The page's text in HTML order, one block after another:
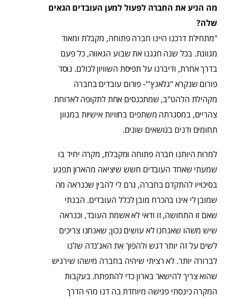
מה הניע את החברה לפעול למען העובדים הגאים
שלה?
"מתחילת דרכנו היינו חברה פתוחה, מקבלת ומאוד
מגוונת. בכל שנה חגגנו את שבוע הגאווה, כל פעם
בדרך אחרת, ודיברנו על תפיסת השוויון לכולם. נוסד
פורום שנקרא "גלאנץ'"- פורום עובדים בחברה
מקהילת הלהט"ב, שמתכנסים אחת לתקופה לארוחת
צהריים, במסגרתה משתפים בחוויות אישיות במגוון
תחומים ודנים בנושאים שונים.
למרות היותנו חברה פתוחה ומקבלת, מקרה יחיד בו
שמעתי שאחד העובדים חשש שיציאה מהארון תפגע
בסיכוייו להתקדם בחברה, גרם לי להבין שכנראה מה
שמובן לי אינו בהכרח מובן לכלל העובדים. הבנתי
שאם זו התחושה, זו ודאי לא אשמת העובד, וכנראה
שיש משהו שאנחנו לא עושים נכון; שאנחנו צריכים
לשים על זה יותר דגש ולהפוך את האג’נדה שלנו
לברורה יותר. לא רציתי שיהיה בחברה מישהו שירגיש
שהוא צריך להישאר בארון כדי להתפתח. בעקבות
המקרה כינסתי פגישה מיוחדת בה דנו מהי הדרך